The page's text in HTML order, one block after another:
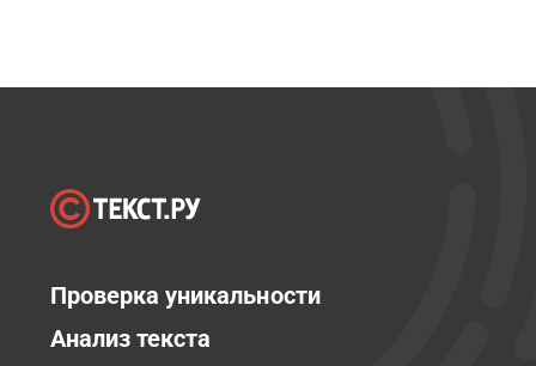
Проверка уникальности
Анализ текста